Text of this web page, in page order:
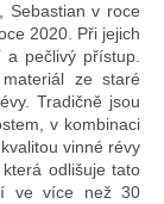
Sebastian v roce
2020. Při jejich
a pečlivý přístup.
ze staré
Tradičně jsou
v kombinaci
vinné révy
odlišuje tato
ve více než 30